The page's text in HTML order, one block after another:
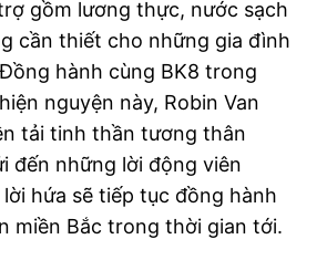
gồm lương thực, nước sạch
cần thiết cho những gia đình
hành cùng BK8 trong
nguyện này, Robin Van
tải tinh thần tương thân
đến những lời động viên
hứa sẽ tiếp tục đồng hành
miền Bắc trong thời gian tới.